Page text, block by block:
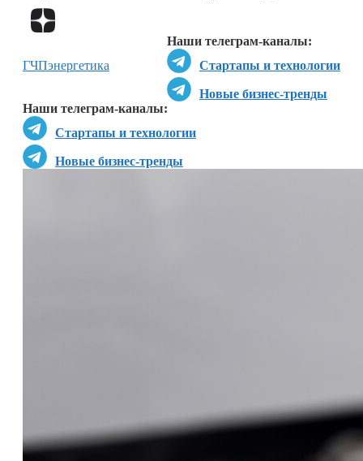
Наши телеграм-каналы:
Стартапы и технологии
Новые бизнес-тренды
Наши телеграм-каналы:
Стартапы и технологии
Новые бизнес-тренды
ГЧПэнергетика